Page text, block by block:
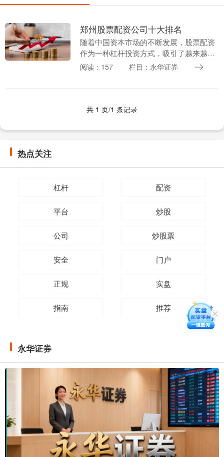
郑州股票配资公司十大排名
随着中国资本市场的不断发展，股票配资
作为一种杠杆投资方式，吸引了越来越多
投资者的关注。作为河南省会城市，郑州
阅读：157 栏目：永华证券
共 1 页/1 条记录
热点关注
杠杆 配资
平台 炒股
公司 炒股票
安全 门户
正规 实盘
指南 推荐
永华证券